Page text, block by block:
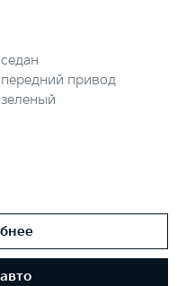
седан
передний привод
зеленый